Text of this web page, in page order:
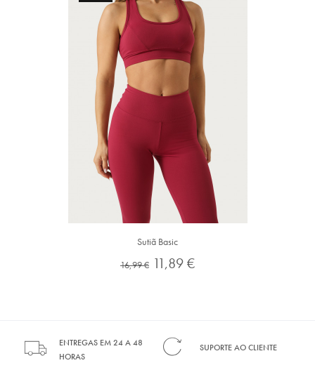
Sutiã Basic
Preço
16,99 € Preço
11,89 €
ENTREGAS EM 24 A 48
HORAS
SUPORTE AO CLIENTE